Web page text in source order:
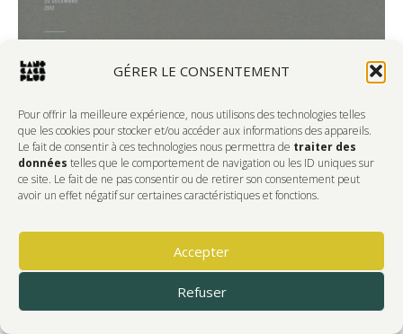
GÉRER LE CONSENTEMENT
Pour offrir la meilleure expérience, nous utilisons des technologies telles
que les cookies pour stocker et/ou accéder aux informations des appareils.
Le fait de consentir à ces technologies nous permettra de traiter des
données telles que le comportement de navigation ou les ID uniques sur
ce site. Le fait de ne pas consentir ou de retirer son consentement peut
avoir un effet négatif sur certaines caractéristiques et fonctions.
Accepter
Refuser
pages 16 ISBN 978-2-911963-54-4 Auteurs Alexis Thépot 26 x
20 cm, illustrations en couleur Ouvrage réalisé à l’occasion de
la résidence de l’artiste français Alexis Thépot au Québec du
26 novembre au 20 décembre 2012. « (…) Ma résidence a
commencé au début de…